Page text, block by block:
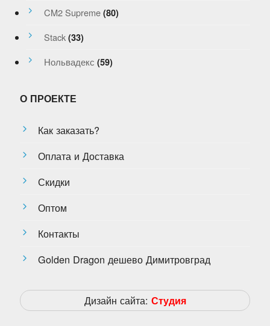
CM2 Supreme (80)
Stack (33)
Нольвадекс (59)
О ПРОЕКТЕ
Как заказать?
Оплата и Доставка
Скидки
Оптом
Контакты
Golden Dragon дешево Димитровград
Дизайн сайта: Студия